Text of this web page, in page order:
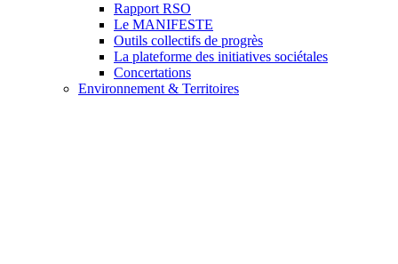
Rapport RSO
Le MANIFESTE
Outils collectifs de progrès
La plateforme des initiatives sociétales
Concertations
Environnement & Territoires